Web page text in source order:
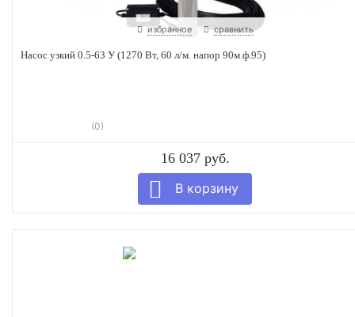
избранное сравнить
Насос узкий 0.5-63 У (1270 Вт, 60 л/м. напор 90м.ф.95)
(0)
16 037 руб.